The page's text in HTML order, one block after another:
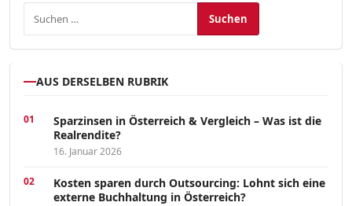
Suchen nach:
AUS DERSELBEN RUBRIK
Sparzinsen in Österreich & Vergleich – Was ist die
Realrendite?
16. Januar 2026
Kosten sparen durch Outsourcing: Lohnt sich eine
externe Buchhaltung in Österreich?